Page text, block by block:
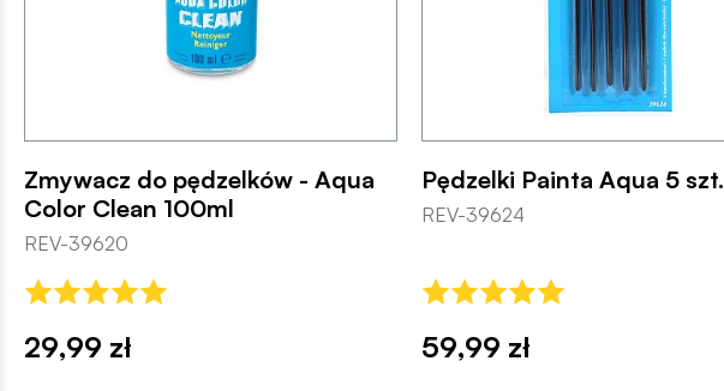
Zmywacz do pędzelków - Aqua
Color Clean 100ml
REV-39620
29,99 zł
Pędzelki Painta Aqua 5 szt.
REV-39624
59,99 zł